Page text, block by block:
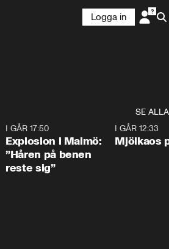
Logga in
SE ALLA
I GÅR 17:50
Explosion i Malmö:
”Håren på benen
reste sig”
I GÅR 12:33
Mjölkaos